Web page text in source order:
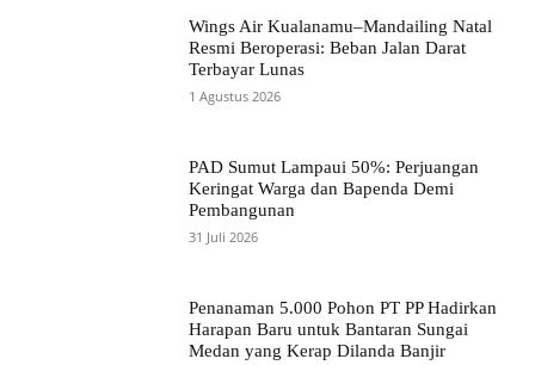
Wings Air Kualanamu–Mandailing Natal
Resmi Beroperasi: Beban Jalan Darat
Terbayar Lunas
1 Agustus 2026
PAD Sumut Lampaui 50%: Perjuangan
Keringat Warga dan Bapenda Demi
Pembangunan
31 Juli 2026
Penanaman 5.000 Pohon PT PP Hadirkan
Harapan Baru untuk Bantaran Sungai
Medan yang Kerap Dilanda Banjir